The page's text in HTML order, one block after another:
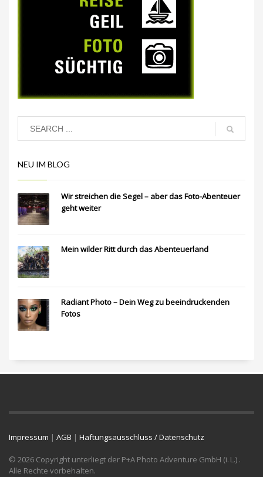
NEU IM BLOG
Wir streichen die Segel – aber das Foto-Abenteuer
geht weiter
Mein wilder Ritt durch das Abenteuerland
Radiant Photo – Dein Weg zu beeindruckenden
Fotos
Impressum | AGB | Haftungsausschluss / Datenschutz
© 2026 Copyright unterliegt der P+A Photo Adventure GmbH (i. L.) .
Alle Rechte vorbehalten.